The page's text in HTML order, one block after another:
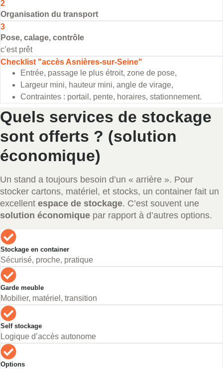
2
Organisation du transport
3
Pose, calage, contrôle
c’est prêt
Checklist "accès Asnières-sur-Seine"
Entrée, passage le plus étroit, zone de pose,
Largeur mini, hauteur mini, angle de virage,
Contraintes : portail, pente, horaires, stationnement.
Quels services de stockage
sont offerts ? (solution
économique)
Un stand a toujours besoin d’un « arrière ». Pour
stocker cartons, matériel, et stocks, un container fait un
excellent espace de stockage. C’est souvent une
solution économique par rapport à d’autres options.
Stockage en container
Sécurisé, proche, pratique
Garde meuble
Mobilier, matériel, transition
Self stockage
Logique d’accès autonome
Options